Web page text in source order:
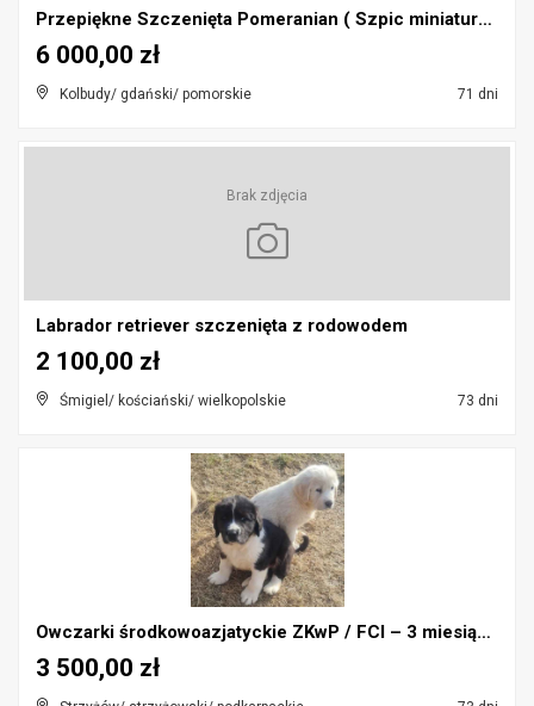
Przepiękne Szczenięta Pomeranian ( Szpic miniaturo...
Kolbudy/ gdański/ pomorskie 71 dni
6 000,00 zł
Brak zdjęcia
Labrador retriever szczenięta z rodowodem
Śmigiel/ kościański/ wielkopolskie 73 dni
2 100,00 zł
Owczarki środkowoazjatyckie ZKwP / FCI – 3 miesiąc...
3 500,00 zł